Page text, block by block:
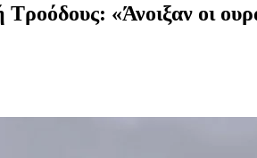
«Άνοιξαν οι